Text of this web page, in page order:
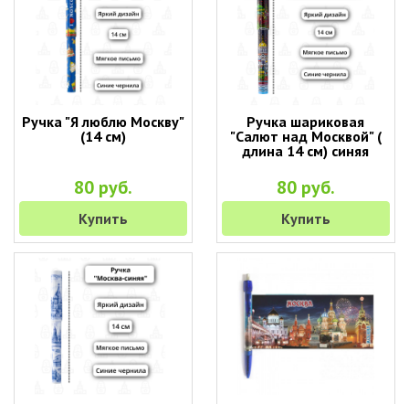
Ручка "Я люблю Москву"
(14 см)
80 руб.
Купить
Ручка шариковая
"Салют над Москвой" (
длина 14 см) синяя
80 руб.
Купить